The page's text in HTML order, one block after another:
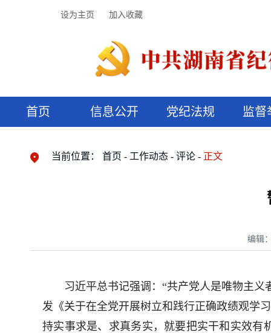
设为主页 加入收藏
首页 信息公开 党纪法规 监督
当前位置： 首页 工作动态 评论 正文
编辑
习近平总书记强调：“共产党人是唯物主义
发《关于在全党开展树立和践行正确政绩观学
持实事求是、求真务实，就要把实干和实效有